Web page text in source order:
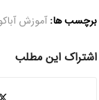
برچسب ها: آموزش
اشتراک این مطلب